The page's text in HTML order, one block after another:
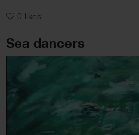
0 likes
Sea dancers